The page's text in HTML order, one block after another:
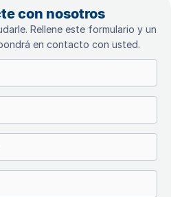
con nosotros
Rellene este formulario y un
en contacto con usted.